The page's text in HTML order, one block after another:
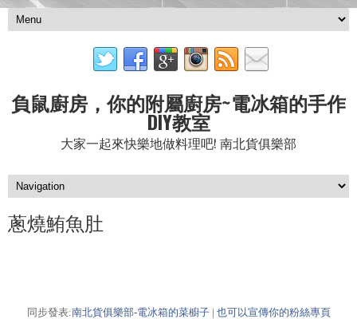
負鼠廚房，你的附屬廚房~電冰箱的手作
DIY教室
大家一起來快樂地做料理吧! 南北貨俱樂部
蔥燒鮪魚肚
同步發表:南北貨俱樂部-電冰箱的菜櫥子| 也可以宣傳你的粉絲專頁